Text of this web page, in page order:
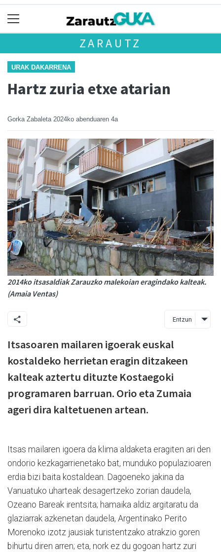
ZARAUTZ
URAK DAKARRENA
Hartz zuria etxe atarian
Gorka Zabaleta 2024ko abenduaren 4a
2014ko itsasaldiak Zarauzko malekoian eragindako kalteak.
(Amaia Ventas)
Entzun
Itsasoaren mailaren igoerak euskal
kostaldeko herrietan eragin ditzakeen
kalteak aztertu dituzte Kostaegoki
programaren barruan. Orio eta Zumaia
ageri dira kaltetuenen artean.
Itsas mailaren igoera da klima aldaketa eragiten ari den
ondorio kezkagarrienetako bat, munduko populazioaren
erdia bizi baita kostaldean. Dagoeneko jakina da
Vanuatuko uharteak desagertzeko zorian daudela,
Ozeano Bareak irentsita; hamaika aldiz argitaratu da
glaziarrak azkenetan daudela, Argentinako Perito
Morenoko izotz jausiak turistentzako atrakzio goren
bihurtu diren arren; eta, nork ez du gogoan hartz zuri